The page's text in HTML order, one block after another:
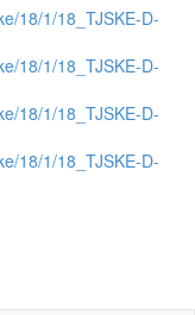
18/1/18_TJSKE-D-
18/1/18_TJSKE-D-
18/1/18_TJSKE-D-
18/1/18_TJSKE-D-